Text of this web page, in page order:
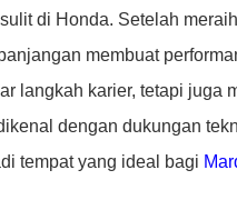
di Honda. Setelah
membuat
langkah karier, tetapi juga
dengan dukungan
tempat yang ideal bagi